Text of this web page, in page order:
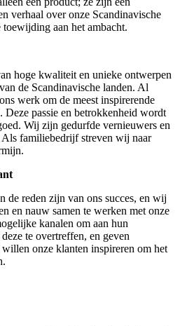
verhaal over onze Scandinavische
aan het ambacht.
hoge kwaliteit en unieke ontwerpen
de Scandinavische landen. Al
werk om de meest inspirerende
passie en betrokkenheid wordt
Wij zijn gedurfde vernieuwers en
Als familiebedrijf streven wij naar
de reden zijn van ons succes, en wij
en nauw samen te werken met onze
kanalen om aan hun
te overtreffen, en geven
onze klanten inspireren om het